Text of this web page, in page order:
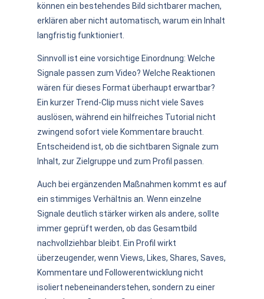
können ein bestehendes Bild sichtbarer machen,
erklären aber nicht automatisch, warum ein Inhalt
langfristig funktioniert.
Sinnvoll ist eine vorsichtige Einordnung: Welche
Signale passen zum Video? Welche Reaktionen
wären für dieses Format überhaupt erwartbar?
Ein kurzer Trend-Clip muss nicht viele Saves
auslösen, während ein hilfreiches Tutorial nicht
zwingend sofort viele Kommentare braucht.
Entscheidend ist, ob die sichtbaren Signale zum
Inhalt, zur Zielgruppe und zum Profil passen.
Auch bei ergänzenden Maßnahmen kommt es auf
ein stimmiges Verhältnis an. Wenn einzelne
Signale deutlich stärker wirken als andere, sollte
immer geprüft werden, ob das Gesamtbild
nachvollziehbar bleibt. Ein Profil wirkt
überzeugender, wenn Views, Likes, Shares, Saves,
Kommentare und Followerentwicklung nicht
isoliert nebeneinanderstehen, sondern zu einer